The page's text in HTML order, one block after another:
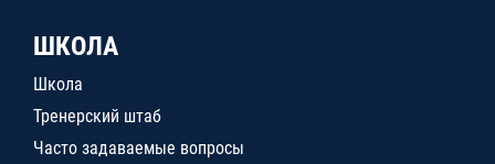
ШКОЛА
Школа
Тренерский штаб
Часто задаваемые вопросы